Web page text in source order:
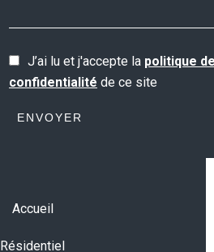
J’ai lu et j'accepte la politique
confidentialité de ce site
ENVOYER
Accueil
Résidentiel